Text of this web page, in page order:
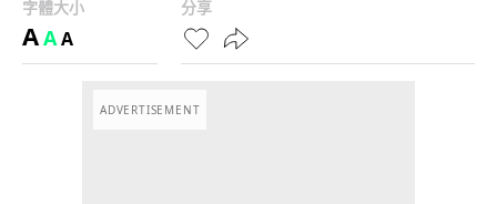
字體大小
AAA
分享
ADVERTISEMENT